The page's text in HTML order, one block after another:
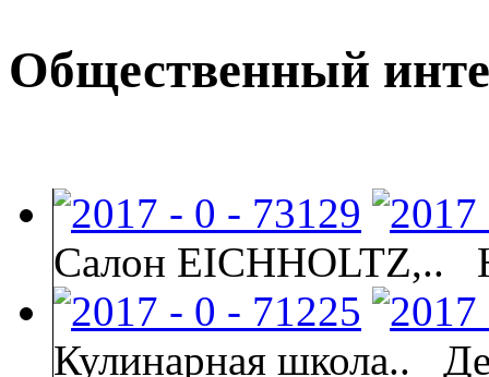
Общественный
Салон EICHHOLTZ,..
Кулинарная школа..